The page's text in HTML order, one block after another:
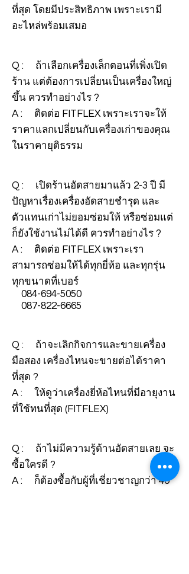
ที่สุด โดยมีประสิทธิภาพ เพราะเรามี
อะไหล่พร้อมเสมอ
Q : ถ้าเลือกเครื่องเล็กตอนที่เพิ่งเปิด
ร้าน แต่ต้องการเปลี่ยนเป็นเครื่องใหญ่
ขึ้น ควรทำอย่างไร ?
A : ติดต่อ FITFLEX เพราะเราจะให้
ราคาแลกเปลี่ยนกับเครื่องเก่าของคุณ
ในราคายุติธรรม
Q : เปิดร้านอัดสายมาแล้ว 2-3 ปี มี
ปัญหาเรื่องเครื่องอัดสายชำรุด และ
ตัวแทนเก่าไม่ยอมซ่อมให้ หรือซ่อมแต่
ก็ยังใช้งานไม่ได้ดี ควรทำอย่างไร ?
A : ติดต่อ FITFLEX เพราะเรา
สามารถซ่อมให้ได้ทุกยี่ห้อ และทุกรุ่น
ทุกขนาดที่เบอร์
084-694-5050
087-822-6665
Q : ถ้าจะเลิกกิจการและขายเครื่อง
มือสอง เครื่องไหนจะขายต่อได้ราคา
ที่สุด ?
A : ให้ดูว่าเครื่องยี่ห้อไหนที่มีอายุงาน
ที่ใช้ทนที่สุด (FITFLEX)
Q : ถ้าไม่มีความรู้ด้านอัดสายเลย จะ
ซื้อใครดี ?
A : ก็ต้องซื้อกับผู้ที่เชี่ยวชาญกว่า 40